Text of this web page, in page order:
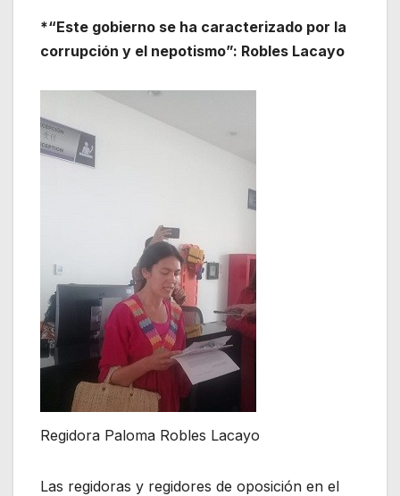
*“Este gobierno se ha caracterizado por la
corrupción y el nepotismo”: Robles Lacayo
Regidora Paloma Robles Lacayo
Las regidoras y regidores de oposición en el